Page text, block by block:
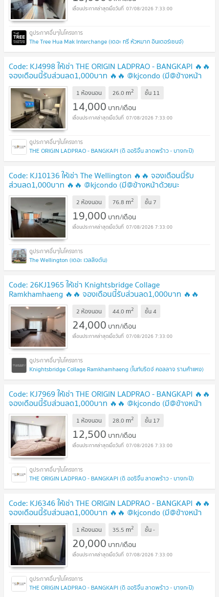
07/08/2026 7:33:00
The Tree Hua Mak Interchange (เดอะ ทรี หัวหมาก อินเตอร์เชนจ์)
Code: KJ4998 ให้เช่า THE ORIGIN LADPRAO - BANGKAPI 🔥🔥
จองเดือนนี้รับส่วนลด1,000บาท 🔥🔥 @kjcondo (มี@ข้างหน้า
ด้วยนะคะ)
1 ห้องนอน 26.0 m2 ชั้น 11
14,000 บาท/เดือน
07/08/2026 7:33:00
THE ORIGIN LADPRAO - BANGKAPI (ดิ ออริจิ้น ลาดพร้าว - บางกะปิ)
Code: KJ10136 ให้เช่า The Wellington 🔥🔥 จองเดือนนี้รับ
ส่วนลด1,000บาท 🔥🔥 @kjcondo (มี@ข้างหน้าด้วยนะ
คะ)
2 ห้องนอน 76.8 m2 ชั้น 7
19,000 บาท/เดือน
07/08/2026 7:33:00
The Wellington (เดอะ เวลลิงตัน)
Code: 26KJ1965 ให้เช่า Knightsbridge Collage
Ramkhamhaeng 🔥🔥 จองเดือนนี้รับส่วนลด1,000บาท 🔥🔥
@kjcondo (มี@ข้างหน้าด้วยนะคะ)
2 ห้องนอน 44.0 m2 ชั้น4
24,000 บาท/เดือน
07/08/2026 7:33:00
Knightsbridge Collage Ramkhamhaeng (ไนท์บริดจ์ คอลลาจ รามคำแหง)
Code: KJ7969 ให้เช่า THE ORIGIN LADPRAO - BANGKAPI 🔥🔥
จองเดือนนี้รับส่วนลด1,000บาท 🔥🔥 @kjcondo (มี@ข้างหน้า
ด้วยนะคะ)
1 ห้องนอน 28.0 m2 ชั้น 17
12,500 บาท/เดือน
07/08/2026 7:33:00
THE ORIGIN LADPRAO - BANGKAPI (ดิ ออริจิ้น ลาดพร้าว - บางกะปิ)
Code: KJ6346 ให้เช่า THE ORIGIN LADPRAO - BANGKAPI 🔥🔥
จองเดือนนี้รับส่วนลด1,000บาท 🔥🔥 @kjcondo (มี@ข้างหน้า
ด้วยนะคะ)
1 ห้องนอน 35.5 m2 ชั้น-
20,000 บาท/เดือน
07/08/2026 7:33:00
THE ORIGIN LADPRAO - BANGKAPI (ดิ ออริจิ้น ลาดพร้าว - บางกะปิ)